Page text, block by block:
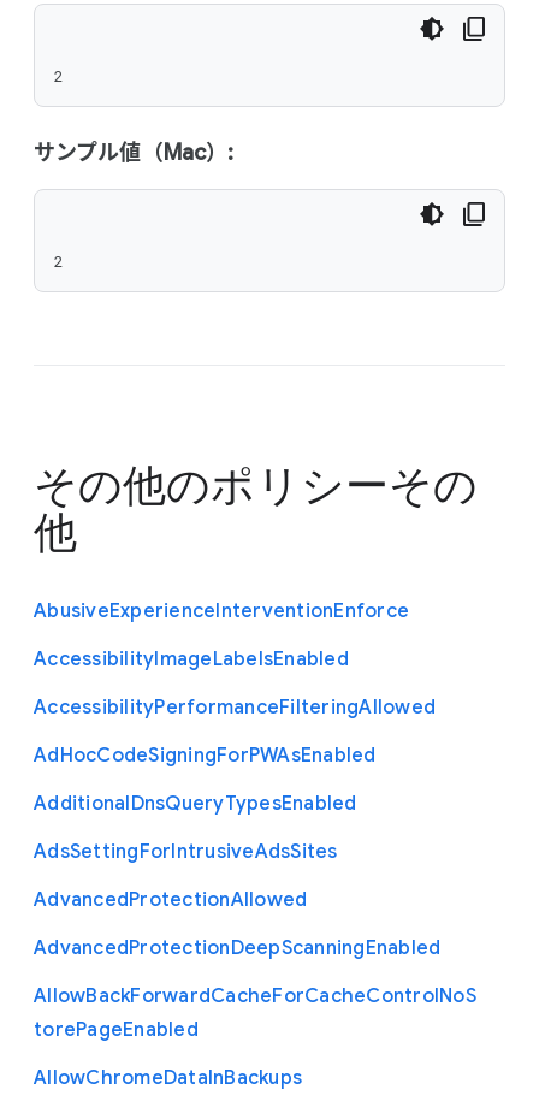
2
サンプル値（Mac）:
2
その他のポリシーその
他
AbusiveExperienceInterventionEnforce
AccessibilityImageLabelsEnabled
AccessibilityPerformanceFilteringAllowed
AdHocCodeSigningForPWAsEnabled
AdditionalDnsQueryTypesEnabled
AdsSettingForIntrusiveAdsSites
AdvancedProtectionAllowed
AdvancedProtectionDeepScanningEnabled
AllowBackForwardCacheForCacheControlNoS
torePageEnabled
AllowChromeDataInBackups